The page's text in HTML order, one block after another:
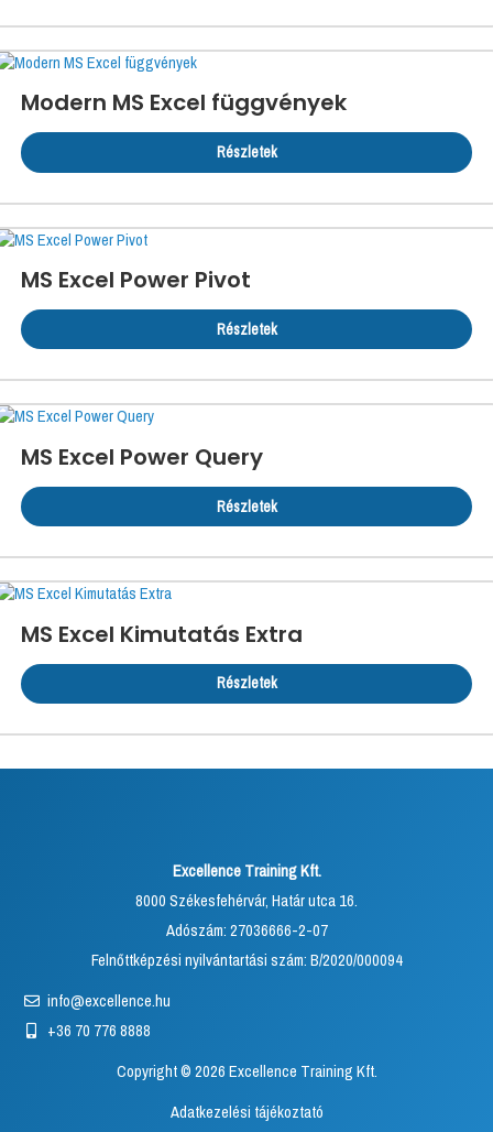
Modern MS Excel függvények
Részletek
MS Excel Power Pivot
Részletek
MS Excel Power Query
Részletek
MS Excel Kimutatás Extra
Részletek
Excellence Training Kft.
8000 Székesfehérvár, Határ utca 16.
Adószám: 27036666-2-07
Felnőttképzési nyilvántartási szám: B/2020/000094
info@excellence.hu
+36 70 776 8888
Copyright © 2026 Excellence Training Kft.
Adatkezelési tájékoztató